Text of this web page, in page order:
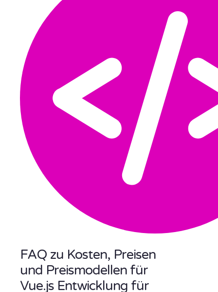
FAQ zu Kosten, Preisen
und Preismodellen für
Vue.js Entwicklung für